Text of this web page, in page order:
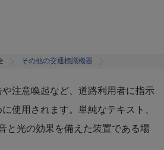
その他の交通標識機器
注意喚起など、道路利用者に指示
使用されます。単純なテキスト、
と光の効果を備えた装置である場